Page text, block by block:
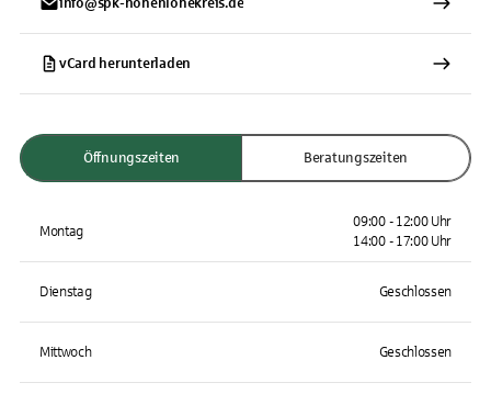
info@spk-hohenlohekreis.de
vCard herunterladen
Öffnungszeiten Beratungszeiten
Montag
09:00 - 12:00 Uhr
14:00 - 17:00 Uhr
Dienstag Geschlossen
Mittwoch Geschlossen